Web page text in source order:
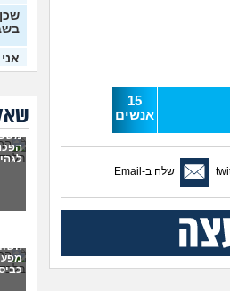
15
אנשים
שלח ב-Email
(Noa, בת 20)
כל
לא